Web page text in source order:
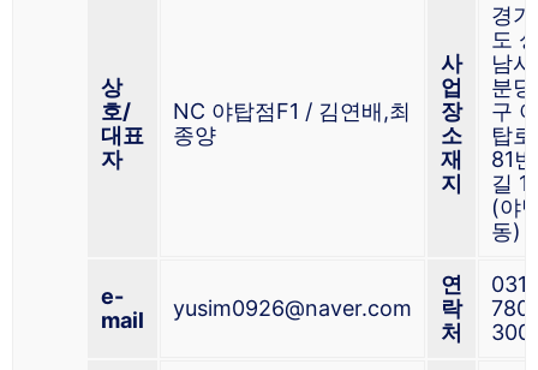
상
호/
대표
자
NC 야탑점F1 / 김연배,최
종양
사
업
장
소
재
지
경기
도
남시
분당
구
탑로
81번
길 11
(야
동)
e-
mail
yusim0926@naver.com
연
락
처
031-
780-